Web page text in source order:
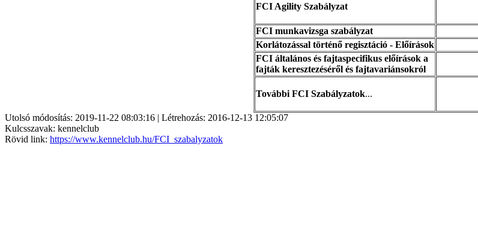
FCI Agility Szabályzat
FCI munkavizsga szabályzat
Korlátozással történő regisztáció - Előírások
FCI általános és fajtaspecifikus előírások a
fajták keresztezéséről és fajtavariánsokról
További FCI Szabályzatok...
Utolsó módosítás: 2019-11-22 08:03:16 | Létrehozás: 2016-12-13 12:05:07
Kulcsszavak: kennelclub
Rövid link: https://www.kennelclub.hu/FCI_szabalyzatok